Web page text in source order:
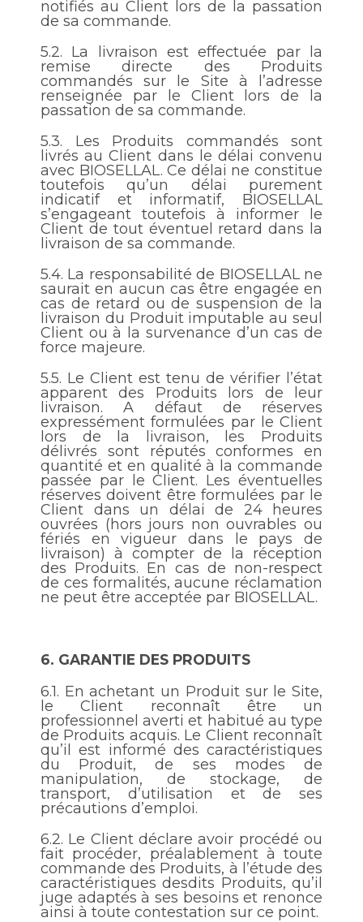
notifiés au Client lors de la passation
de sa commande.
5.2. La livraison est effectuée par la
remise directe des Produits
commandés sur le Site à l’adresse
renseignée par le Client lors de la
passation de sa commande.
5.3.
Les Produits commandés sont
livrés au Client dans le délai convenu
avec BIOSELLAL. Ce délai ne constitue
toutefois qu’un délai purement
indicatif et informatif, BIOSELLAL
s’engageant toutefois à informer le
Client de tout éventuel retard dans la
livraison de sa commande.
5.4. La responsabilité de BIOSELLAL ne
saurait en aucun cas être engagée en
cas de retard ou de suspension de la
livraison du Produit imputable au seul
Client ou à la survenance d’un cas de
force majeure.
5.5. Le Client est tenu de vérifier l’état
apparent des Produits lors de leur
livraison. A défaut de réserves
expressément formulées par le Client
lors de la livraison, les Produits
délivrés sont réputés conformes en
quantité et en qualité à la commande
passée par le Client. Les éventuelles
réserves doivent être formulées par le
Client dans un délai de 24 heures
ouvrées (hors jours non ouvrables ou
fériés en vigueur dans le pays de
livraison) à compter de la réception
des Produits. En cas de non-respect
de ces formalités, aucune réclamation
ne peut être acceptée par BIOSELLAL.
6. GARANTIE DES PRODUITS
6.1. En achetant un Produit sur le Site,
le Client reconnaît être un
professionnel averti et habitué au type
de Produits acquis. Le Client reconnaît
qu’il est informé des caractéristiques
du Produit, de ses modes de
manipulation, de stockage, de
transport, d’utilisation et de ses
précautions d’emploi.
6.2. Le Client déclare avoir procédé ou
fait procéder, préalablement à toute
commande des Produits, à l’étude des
caractéristiques desdits Produits, qu’il
juge adaptés à ses besoins et renonce
ainsi à toute contestation sur ce point.